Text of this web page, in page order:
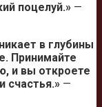
поцелуй.» —
в глубины
Принимайте
и вы откроете
счастья.» —